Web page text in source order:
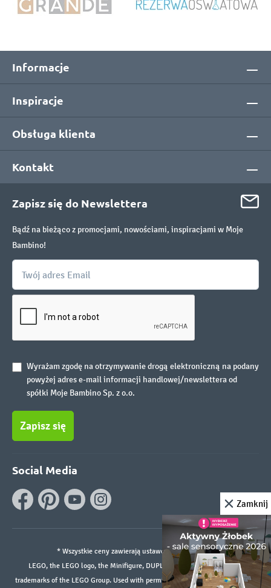
Informacje
Inspiracje
Obsługa klienta
Kontakt
Zapisz się do Newslettera
Bądź na bieżąco z promocjami, nowościami, inspiracjami w Moje
Bambino!
Wyrażam zgodę na otrzymywanie drogą elektroniczną na podany
powyżej adres e-mail informacji handlowej/newslettera od
spółki Moje Bambino Sp. z o.o.
Zapisz się
Social Media
* Wszystkie ceny zawierają ustawowy podatek VAT.
LEGO, the LEGO logo, the Minifigure, DUPLO, and the SPIKE logo are
trademarks of the LEGO Group. Used with permission. ©2026 The LEGO Group
Zamknij